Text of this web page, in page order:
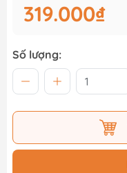
319.000₫
Số lượng: